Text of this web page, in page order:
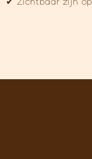
✔ Zichtbaar zijn